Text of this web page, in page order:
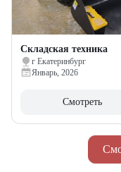
Складская техника
г Екатеринбург
Январь, 2026
Смотреть